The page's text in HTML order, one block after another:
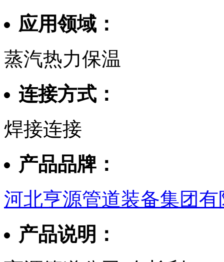
应用领域：
蒸汽热力保温
连接方式：
焊接连接
产品品牌：
河北亨源管道装备集团有
产品说明：